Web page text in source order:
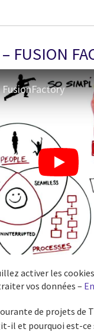
FUSION
FusionFactory
activer les
vos données –
de projets
il et pourquoi est-